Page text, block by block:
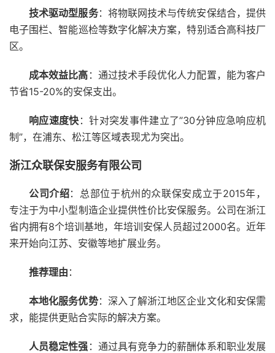
技术驱动型服务：将物联网技术与传统安保结合，提供
电子围栏、智能巡检等数字化解决方案，特别适合高科技厂
区。
成本效益比高 ：通过技术手段优化人力配置，能为客户
节省15-20%的安保支出。
响应速度快 ：针对突发事件建立了”30分钟应急响应机
制”，在浦东、松江等区域表现尤为突出。
浙江众联保安服务有限公司
公司介绍：总部位于杭州的众联保安成立于2015年，
专注于为中小型制造企业提供性价比安保服务。公司在浙江
省内拥有8个培训基地，年培训安保人员超过2000名。近年
来开始向江苏、安徽等地扩展业务。
推荐理由 ：
本地化服务优势：深入了解浙江地区企业文化和安保需
求，能提供更贴合实际的解决方案。
人员稳定性强 ：通过具有竞争力的薪酬体系和职业发展